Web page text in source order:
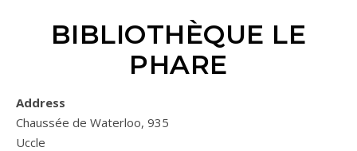
BIBLIOTHÈQUE LE
PHARE
Address
Chaussée de Waterloo, 935
Uccle